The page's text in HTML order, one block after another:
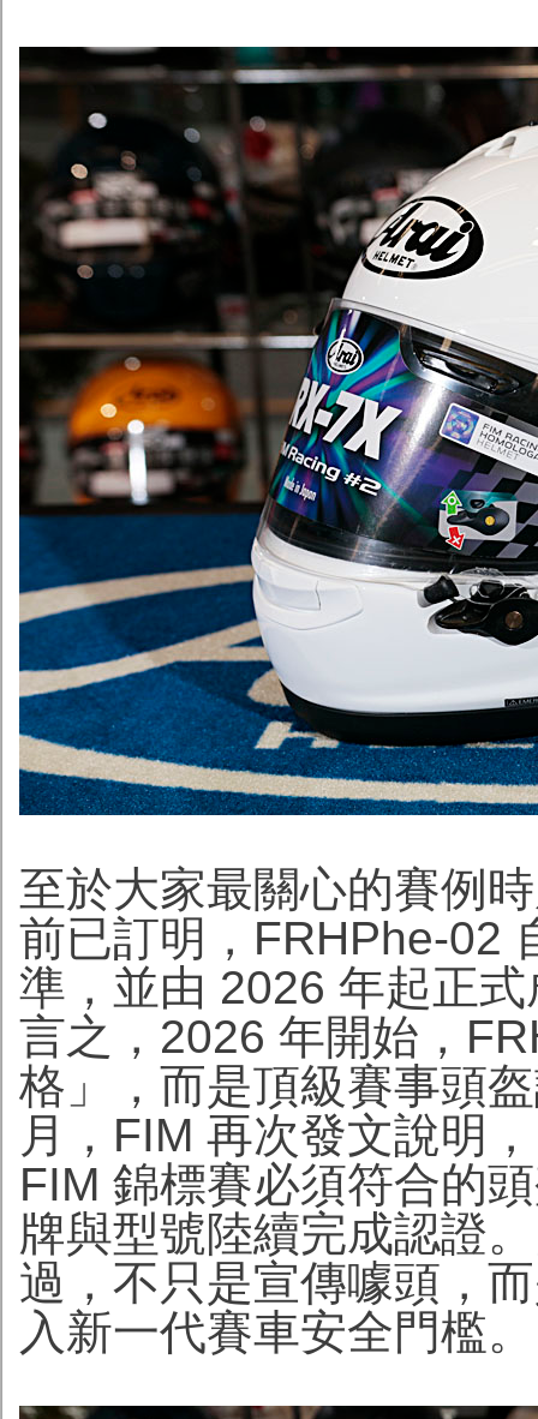
至於大家最關心的賽例
前已訂明，FRHPhe-02
準，並由 2026 年起正
言之，2026 年開始，
格」，而是頂級賽事頭
月，FIM 再次發文說明
FIM 錦標賽必須符合的
牌與型號陸續完成認證
過，不只是宣傳噱頭，
入新一代賽車安全門檻。